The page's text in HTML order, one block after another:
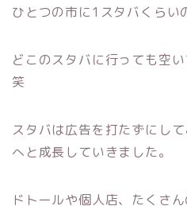
ひとつの市に1スタバくらい
どこのスタバに行っても空
笑
スタバは広告を打たずにし
へと成長していきました。
ドトールや個人店、たくさ